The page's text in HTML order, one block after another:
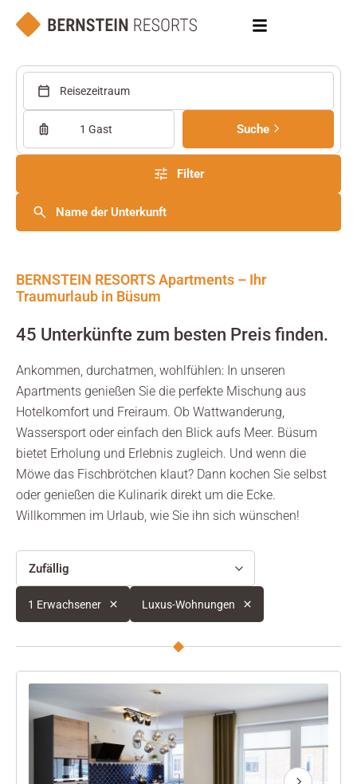
Reisezeitraum
1 Gast Suche
Filter
Name der Unterkunft
BERNSTEIN RESORTS Apartments – Ihr
Traumurlaub in Büsum
45 Unterkünfte zum besten Preis finden.
Ankommen, durchatmen, wohlfühlen: In unseren
Apartments genießen Sie die perfekte Mischung aus
Hotelkomfort und Freiraum. Ob Wattwanderung,
Wassersport oder einfach den Blick aufs Meer. Büsum
bietet Erholung und Erlebnis zugleich. Und wenn die
Möwe das Fischbrötchen klaut? Dann kochen Sie selbst
oder genießen die Kulinarik direkt um die Ecke.
Willkommen im Urlaub, wie Sie ihn sich wünschen!
1 Erwachsener Luxus-Wohnungen
Zufällig